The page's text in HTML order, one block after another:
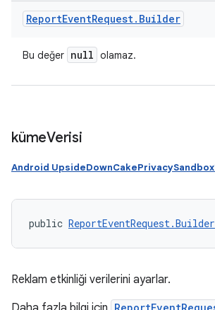
ReportEventRequest. Builder
Bu değer null olamaz.
kümeVerisi
Android
public ReportEventRequest.Builder
Reklam etkinliği verilerini ayarlar.